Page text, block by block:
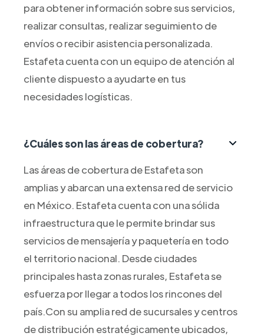
para obtener información sobre sus servicios,
realizar consultas, realizar seguimiento de
envíos o recibir asistencia personalizada.
Estafeta cuenta con un equipo de atención al
cliente dispuesto a ayudarte en tus
necesidades logísticas.
¿Cuáles son las áreas de cobertura?
Las áreas de cobertura de Estafeta son
amplias y abarcan una extensa red de servicio
en México. Estafeta cuenta con una sólida
infraestructura que le permite brindar sus
servicios de mensajería y paquetería en todo
el territorio nacional. Desde ciudades
principales hasta zonas rurales, Estafeta se
esfuerza por llegar a todos los rincones del
país.Con su amplia red de sucursales y centros
de distribución estratégicamente ubicados,